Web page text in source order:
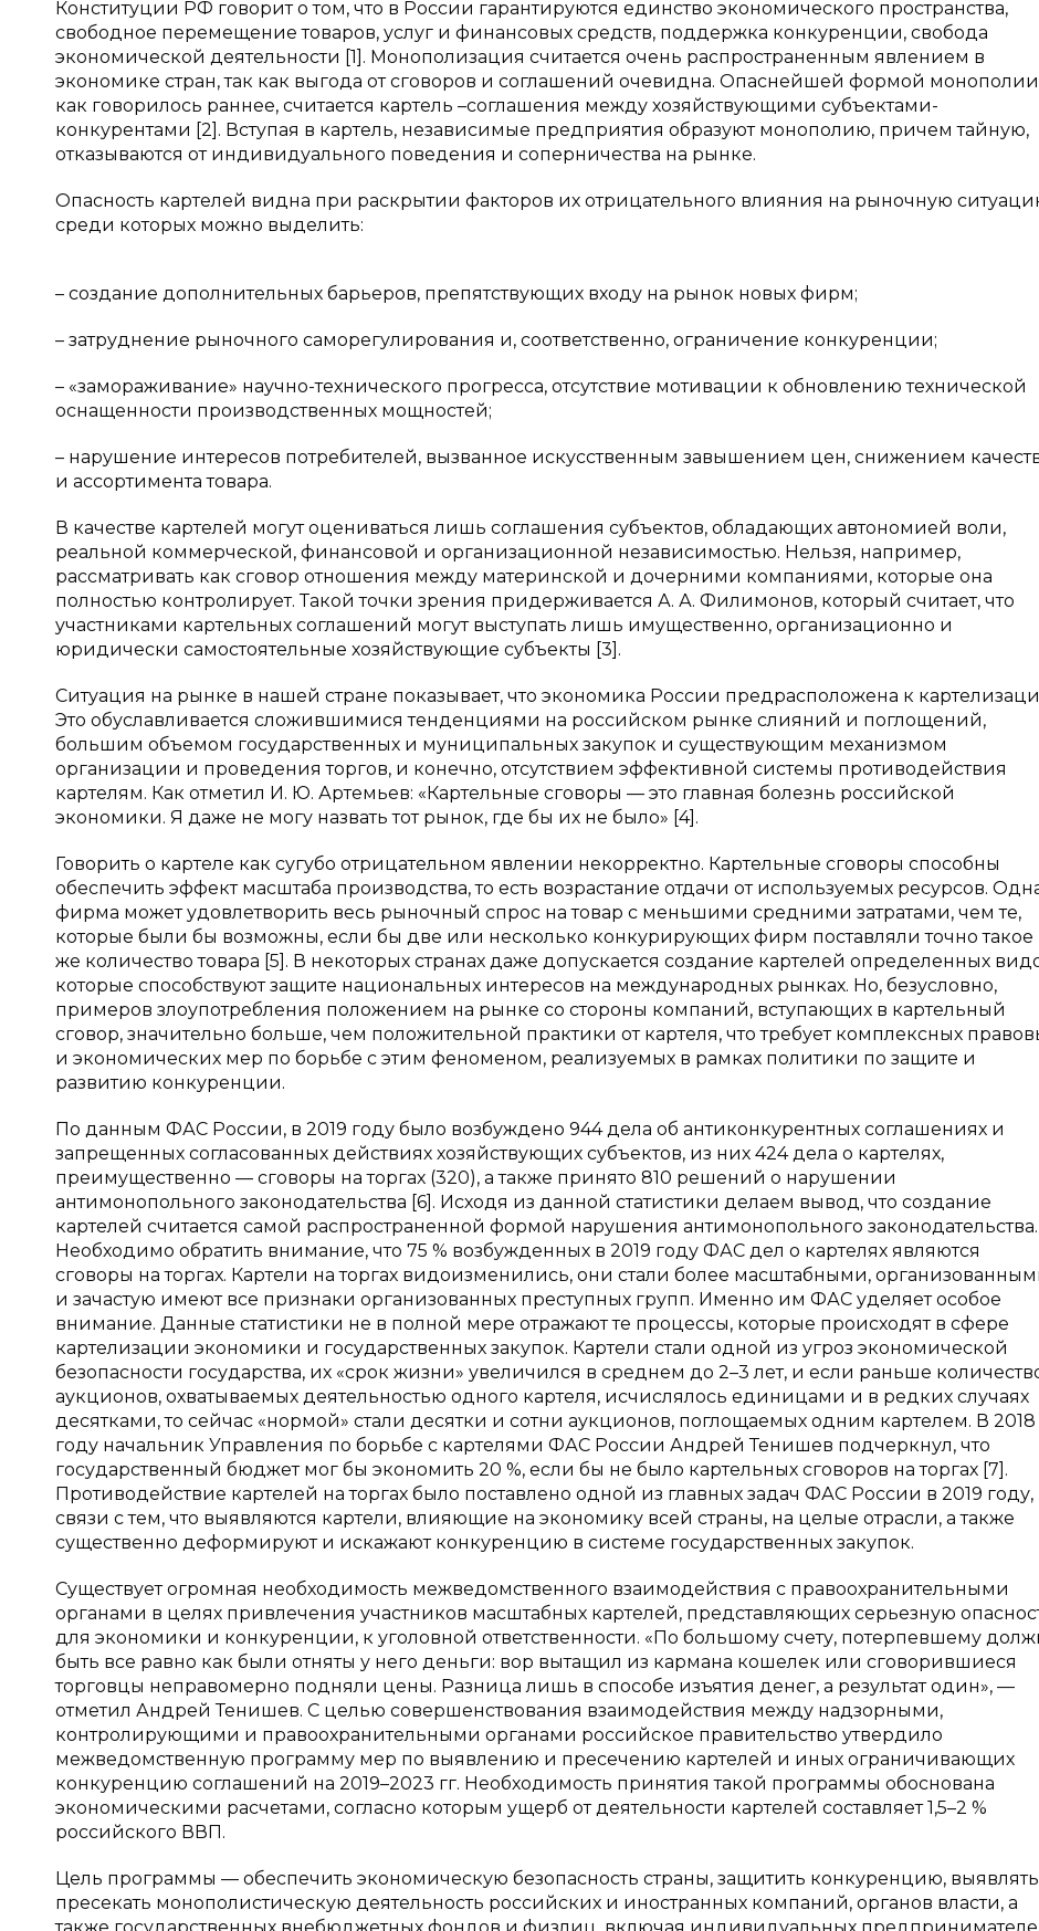
Конституции РФ говорит о том, что в России гарантируются единство экономического пространства,
свободное перемещение товаров, услуг и финансовых средств, поддержка конкуренции, свобода
экономической деятельности [1]. Монополизация считается очень распространенным явлением в
экономике стран, так как выгода от сговоров и соглашений очевидна. Опаснейшей формой
как говорилось раннее, считается картель –соглашения между хозяйствующими субъектами-
конкурентами [2]. Вступая в картель, независимые предприятия образуют монополию, причем тайную,
отказываются от индивидуального поведения и соперничества на рынке.
Опасность картелей видна при раскрытии факторов их отрицательного влияния на рыночную
среди которых можно выделить:
– создание дополнительных барьеров, препятствующих входу на рынок новых фирм;
– затруднение рыночного саморегулирования и, соответственно, ограничение конкуренции;
– «замораживание» научно-технического прогресса, отсутствие мотивации к обновлению технической
оснащенности производственных мощностей;
– нарушение интересов потребителей, вызванное искусственным завышением цен, снижением
и ассортимента товара.
В качестве картелей могут оцениваться лишь соглашения субъектов, обладающих автономией воли,
реальной коммерческой, финансовой и организационной независимостью. Нельзя, например,
рассматривать как сговор отношения между материнской и дочерними компаниями, которые она
полностью контролирует. Такой точки зрения придерживается А. А. Филимонов, который считает, что
участниками картельных соглашений могут выступать лишь имущественно, организационно и
юридически самостоятельные хозяйствующие субъекты [3].
Ситуация на рынке в нашей стране показывает, что экономика России предрасположена к
Это обуславливается сложившимися тенденциями на российском рынке слияний и поглощений,
большим объемом государственных и муниципальных закупок и существующим механизмом
организации и проведения торгов, и конечно, отсутствием эффективной системы противодействия
картелям. Как отметил И. Ю. Артемьев: «Картельные сговоры — это главная болезнь российской
экономики. Я даже не могу назвать тот рынок, где бы их не было» [4].
Говорить о картеле как сугубо отрицательном явлении некорректно. Картельные сговоры способны
обеспечить эффект масштаба производства, то есть возрастание отдачи от используемых ресурсов.
фирма может удовлетворить весь рыночный спрос на товар с меньшими средними затратами, чем те,
которые были бы возможны, если бы две или несколько конкурирующих фирм поставляли точно такое
же количество товара [5]. В некоторых странах даже допускается создание картелей определенных
которые способствуют защите национальных интересов на международных рынках. Но, безусловно,
примеров злоупотребления положением на рынке со стороны компаний, вступающих в картельный
сговор, значительно больше, чем положительной практики от картеля, что требует комплексных
и экономических мер по борьбе с этим феноменом, реализуемых в рамках политики по защите и
развитию конкуренции.
По данным ФАС России, в 2019 году было возбуждено 944 дела об антиконкурентных соглашениях и
запрещенных согласованных действиях хозяйствующих субъектов, из них 424 дела о картелях,
преимущественно — сговоры на торгах (320), а также принято 810 решений о нарушении
антимонопольного законодательства [6]. Исходя из данной статистики делаем вывод, что создание
картелей считается самой распространенной формой нарушения антимонопольного законодательства.
Необходимо обратить внимание, что 75 % возбужденных в 2019 году ФАС дел о картелях являются
сговоры на торгах. Картели на торгах видоизменились, они стали более масштабными,
и зачастую имеют все признаки организованных преступных групп. Именно им ФАС уделяет особое
внимание. Данные статистики не в полной мере отражают те процессы, которые происходят в сфере
картелизации экономики и государственных закупок. Картели стали одной из угроз экономической
безопасности государства, их «срок жизни» увеличился в среднем до 2–3 лет, и если раньше
аукционов, охватываемых деятельностью одного картеля, исчислялось единицами и в редких случаях
десятками, то сейчас «нормой» стали десятки и сотни аукционов, поглощаемых одним картелем. В 2018
году начальник Управления по борьбе с картелями ФАС России Андрей Тенишев подчеркнул, что
государственный бюджет мог бы экономить 20 %, если бы не было картельных сговоров на торгах [7].
Противодействие картелей на торгах было поставлено одной из главных задач ФАС России в 2019 году,
связи с тем, что выявляются картели, влияющие на экономику всей страны, на целые отрасли, а также
существенно деформируют и искажают конкуренцию в системе государственных закупок.
Существует огромная необходимость межведомственного взаимодействия с правоохранительными
органами в целях привлечения участников масштабных картелей, представляющих серьезную
для экономики и конкуренции, к уголовной ответственности. «По большому счету, потерпевшему
быть все равно как были отняты у него деньги: вор вытащил из кармана кошелек или сговорившиеся
торговцы неправомерно подняли цены. Разница лишь в способе изъятия денег, а результат один», —
отметил Андрей Тенишев. С целью совершенствования взаимодействия между надзорными,
контролирующими и правоохранительными органами российское правительство утвердило
межведомственную программу мер по выявлению и пресечению картелей и иных ограничивающих
конкуренцию соглашений на 2019–2023 гг. Необходимость принятия такой программы обоснована
экономическими расчетами, согласно которым ущерб от деятельности картелей составляет 1,5–2 %
российского ВВП.
Цель программы — обеспечить экономическую безопасность страны, защитить конкуренцию,
пресекать монополистическую деятельность российских и иностранных компаний, органов власти, а